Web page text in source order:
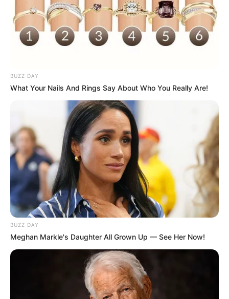
Participe do nosso grupo do
Fique informado em tempo real sobre as principais
Clique aqui para entrar no grupo
BUZZ DAY
What Your Nails And Rings Say About Who You Really Are!
BUZZ DAY
Meghan Markle's Daughter All Grown Up — See Her Now!